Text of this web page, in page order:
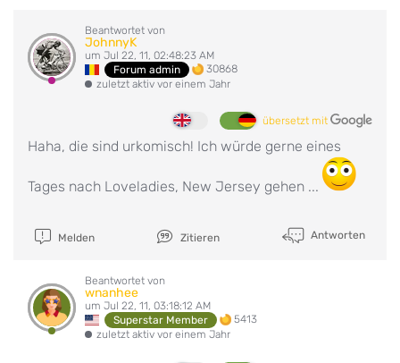
Beantwortet von
JohnnyK
um Jul 22, 11, 02:48:23 AM
Forum admin
30868
zuletzt aktiv vor einem Jahr
übersetzt mit
Haha, die sind urkomisch! Ich würde gerne eines
Tages nach Loveladies, New Jersey gehen ...
Melden Zitieren Antworten
Beantwortet von
wnanhee
um Jul 22, 11, 03:18:12 AM
Superstar Member
5413
zuletzt aktiv vor einem Jahr